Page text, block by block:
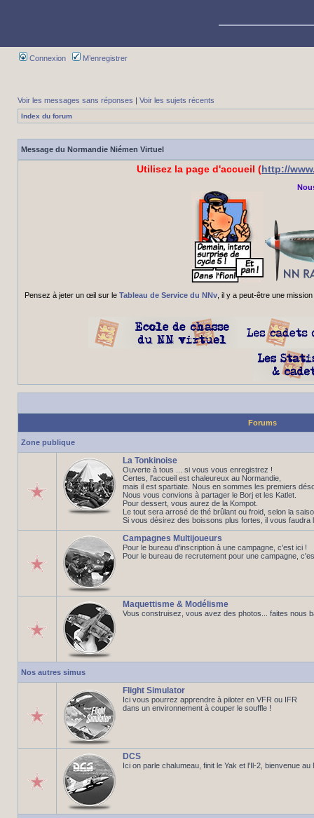
Connexion M’enregistrer
Voir les messages sans réponses | Voir les sujets récents
Index du forum
Message du Normandie Niémen Virtuel
Utilisez la page d'accueil (http://
Pensez à jeter un œil sur le Tableau de Service du NNv, il y a peut-être une
Forums
Zone publique
La Tonkinoise
Ouverte à tous ... si vous vous enregistrez !
Certes, l'accueil est chaleureux au Normandie,
mais il est spartiate. Nous en sommes les premiers
Nous vous convions à partager le Borj et les Katlet.
Pour dessert, vous aurez de la Kompot.
Le tout sera arrosé de thé brûlant ou froid, selon la
Si vous désirez des boissons plus fortes, il vous faudra
Campagnes Multijoueurs
Pour le bureau d'inscription à une campagne, c'est ici !
Pour le bureau de recrutement pour une campagne,
Maquettisme & Modélisme
Vous construisez, vous avez des photos... faites nous
Nos autres simus
Flight Simulator
Ici vous pourrez apprendre à piloter en VFR ou IFR
dans un environnement à couper le souffle !
DCS
Ici on parle chalumeau, finit le Yak et l'Il-2, bienvenue au